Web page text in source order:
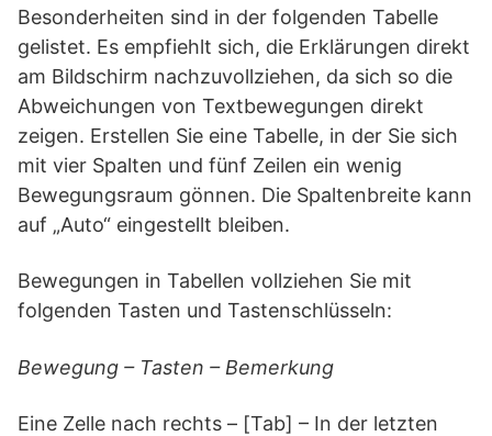
Besonderheiten sind in der folgenden Tabelle
gelistet. Es empfiehlt sich, die Erklärungen direkt
am Bildschirm nachzuvollziehen, da sich so die
Abweichungen von Textbewegungen direkt
zeigen. Erstellen Sie eine Tabelle, in der Sie sich
mit vier Spalten und fünf Zeilen ein wenig
Bewegungsraum gönnen. Die Spaltenbreite kann
auf „Auto“ eingestellt bleiben.
Bewegungen in Tabellen vollziehen Sie mit
folgenden Tasten und Tastenschlüsseln:
Bewegung – Tasten – Bemerkung
Eine Zelle nach rechts – [Tab] – In der letzten